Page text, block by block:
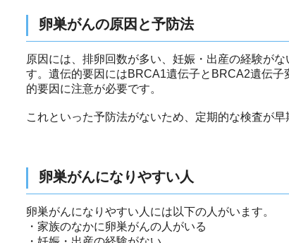
卵巣がんの原因と予防法
原因には、排卵回数が多い、妊娠・出産の経験が
す。遺伝的要因にはBRCA1遺伝子とBRCA2遺伝
的要因に注意が必要です。
これといった予防法がないため、定期的な検査が早
卵巣がんになりやすい人
卵巣がんになりやすい人には以下の人がいます。
・家族のなかに卵巣がんの人がいる